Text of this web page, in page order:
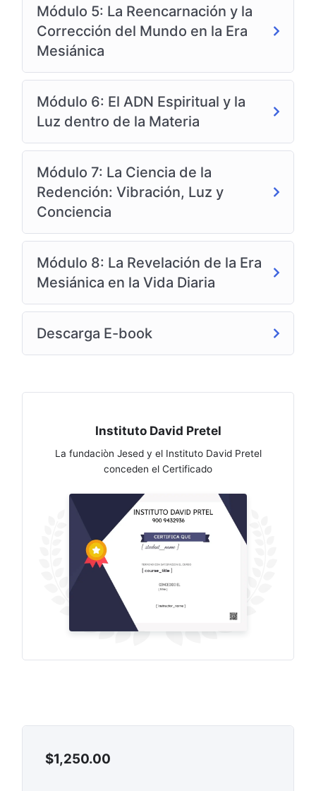
Módulo 5: La Reencarnación y la
Corrección del Mundo en la Era
Mesiánica
Módulo 6: El ADN Espiritual y la
Luz dentro de la Materia
Módulo 7: La Ciencia de la
Redención: Vibración, Luz y
Conciencia
Módulo 8: La Revelación de la Era
Mesiánica en la Vida Diaria
Descarga E-book
Instituto David Pretel
La fundaciòn Jesed y el Instituto David Pretel
conceden el Certificado
$1,250.00